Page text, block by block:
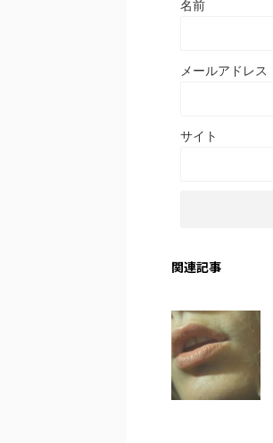
名前
メールアドレス
サイト
関連記事